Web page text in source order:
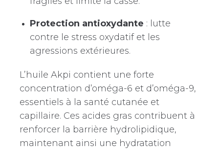
Protection antioxydante : lutte
contre le stress oxydatif et les
agressions extérieures.
L’huile Akpi contient une forte
concentration d’oméga-6 et d’oméga-9,
essentiels à la santé cutanée et
capillaire. Ces acides gras contribuent à
renforcer la barrière hydrolipidique,
maintenant ainsi une hydratation